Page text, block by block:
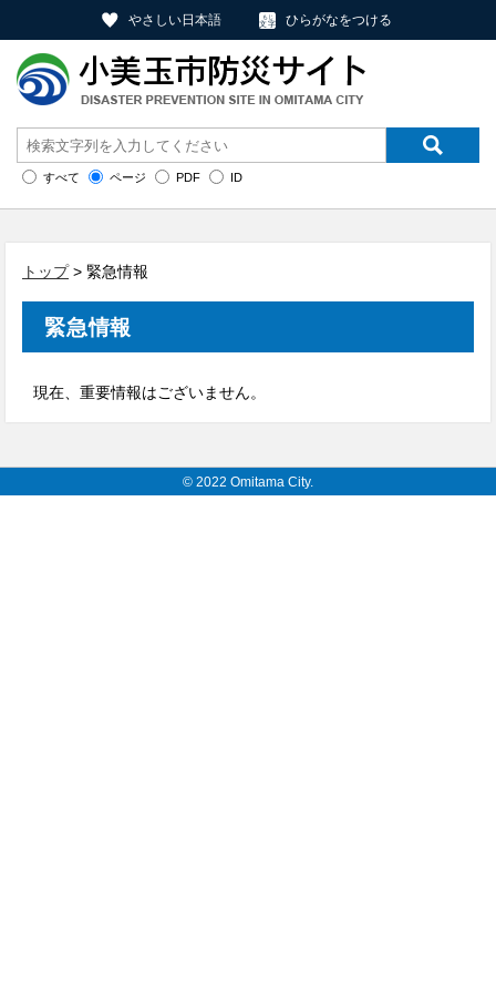
やさしい日本語 ひらがなをつける
すべて ページ PDF ID
トップ> 緊急情報
緊急情報
現在、重要情報はございません。
© 2022 Omitama City.